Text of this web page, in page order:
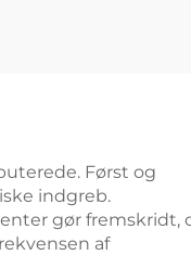
Først og
indgreb.
gør fremskridt,
af